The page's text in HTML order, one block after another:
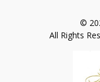
©
All Rights